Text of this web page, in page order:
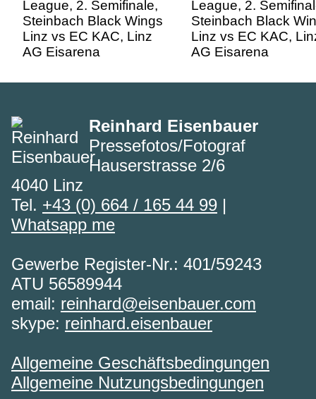
Reinhard Eisenbauer
Pressefotos/Fotograf
Hauserstrasse 2/6
4040 Linz
Tel. +43 (0) 664 / 165 44 99 |
Whatsapp me
Gewerbe Register-Nr.: 401/59243
ATU 56589944
email: reinhard@eisenbauer.com
skype: reinhard.eisenbauer
Allgemeine Geschäftsbedingungen
Allgemeine Nutzungsbedingungen